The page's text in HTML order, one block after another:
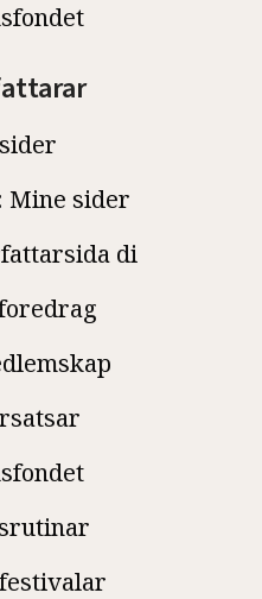
Mine sider
di